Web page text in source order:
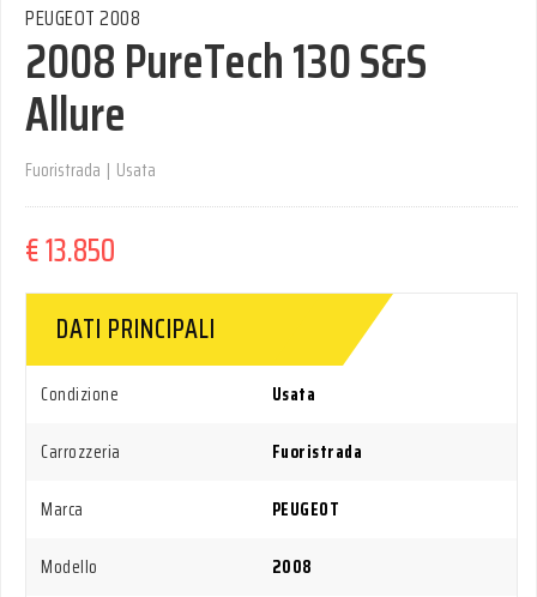
PEUGEOT 2008
2008 PureTech 130 S&S
Allure
Fuoristrada | Usata
€ 13.850
DATI PRINCIPALI
Condizione
Usata
Carrozzeria
Fuoristrada
Marca
PEUGEOT
Modello
2008